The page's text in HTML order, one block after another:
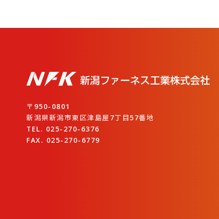
〒950-0801
新潟県新潟市東区津島屋7丁目57番地
TEL. 025-270-6376
FAX. 025-270-6779